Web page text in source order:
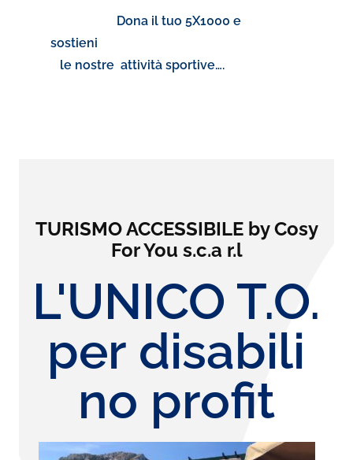
Dona il tuo 5X1000 e
sostieni
le nostre attività sportive….
TURISMO ACCESSIBILE by Cosy
For You s.c.a r.l
L'UNICO T.O.
per disabili
no profit